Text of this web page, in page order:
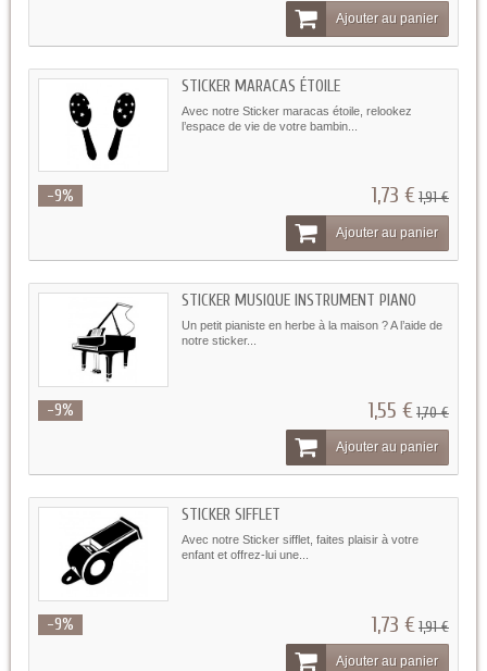
Ajouter au panier
STICKER MARACAS ÉTOILE
Avec notre Sticker maracas étoile, relookez
l’espace de vie de votre bambin...
-9% 1,73 €1,91 €
Ajouter au panier
STICKER MUSIQUE INSTRUMENT PIANO
Un petit pianiste en herbe à la maison ? A l’aide de
notre sticker...
-9% 1,55 € 1,70 €
Ajouter au panier
STICKER SIFFLET
Avec notre Sticker sifflet, faites plaisir à votre
enfant et offrez-lui une...
-9% 1,73 € 1,91 €
Ajouter au panier